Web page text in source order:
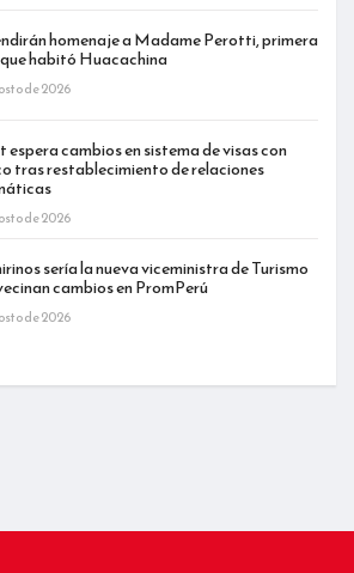
homenaje a Madame Perotti, primera
habitó Huacachina
de 2026
cambios en sistema de visas con
tras restablecimiento de relaciones
de 2026
sería la nueva viceministra de Turismo
cambios en PromPerú
de 2026